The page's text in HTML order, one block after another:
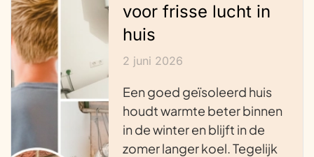
voor frisse lucht in
huis
2 juni 2026
Een goed geïsoleerd huis
houdt warmte beter binnen
in de winter en blijft in de
zomer langer koel. Tegelijk